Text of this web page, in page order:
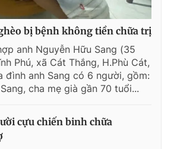
bị bệnh không tiền chữa trị
anh Nguyễn Hữu Sang (35
Phú, xã Cát Thắng, H.Phù Cát,
đình anh Sang có 6 người, gồm:
cha mẹ già gần 70 tuổi...
cựu chiến binh chữa